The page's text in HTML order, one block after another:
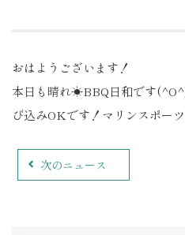
おはようございます！
本日も晴れ☀BBQ日和です
び込みOKです！マリンスポー
次のニュース